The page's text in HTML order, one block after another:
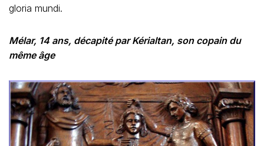
gloria mundi.
Mélar, 14 ans, décapité par Kérialtan, son copain du
même âge